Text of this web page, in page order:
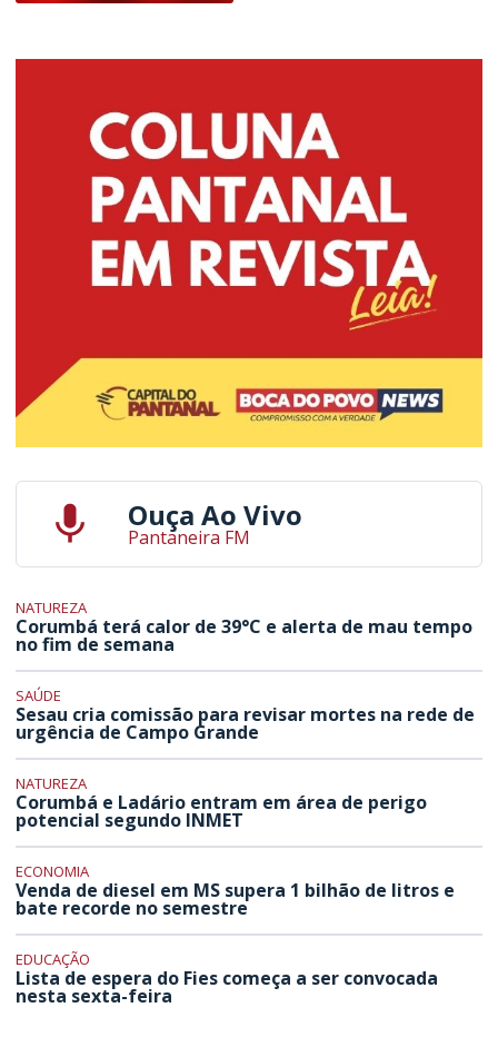
Ouça Ao Vivo
Pantaneira FM
NATUREZA
Corumbá terá calor de 39°C e alerta de mau tempo
no fim de semana
SAÚDE
Sesau cria comissão para revisar mortes na rede de
urgência de Campo Grande
NATUREZA
Corumbá e Ladário entram em área de perigo
potencial segundo INMET
ECONOMIA
Venda de diesel em MS supera 1 bilhão de litros e
bate recorde no semestre
EDUCAÇÃO
Lista de espera do Fies começa a ser convocada
nesta sexta-feira